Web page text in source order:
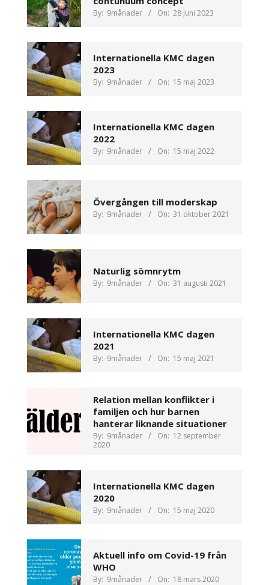
By: 9månader On: 28 juni 2023
Internationella KMC dagen
2023
By: 9månader On: 15 maj 2023
Internationella KMC dagen
2022
By: 9månader On: 15 maj 2022
Övergången till moderskap
By: 9månader On: 31 oktober 2021
Naturlig sömnrytm
By: 9månader On: 31 augusti 2021
Internationella KMC dagen
2021
By: 9månader On: 15 maj 2021
Relation mellan konflikter i
familjen och hur barnen
hanterar liknande situationer
By: 9månader On: 12 september
2020
Internationella KMC dagen
2020
By: 9månader On: 15 maj 2020
Aktuell info om Covid-19 från
WHO
By: 9månader On: 18 mars 2020